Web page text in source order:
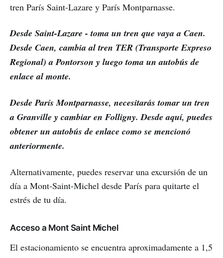
tren París Saint-Lazare y París Montparnasse.
Desde Saint-Lazare - toma un tren que vaya a Caen.
Desde Caen, cambia al tren TER (Transporte Expreso
Regional) a Pontorson y luego toma un autobús de
enlace al monte.
Desde París Montparnasse, necesitarás tomar un tren
a Granville y cambiar en Folligny. Desde aquí, puedes
obtener un autobús de enlace como se mencionó
anteriormente.
Alternativamente, puedes reservar una excursión de un
día a Mont-Saint-Michel desde París para quitarte el
estrés de tu día.
Acceso a Mont Saint Michel
El estacionamiento se encuentra aproximadamente a 1,5